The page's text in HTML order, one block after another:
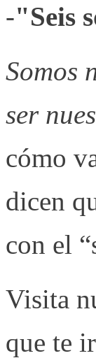
-"Seis
Somos
ser
cómo
dicen
con el
Visita
que te